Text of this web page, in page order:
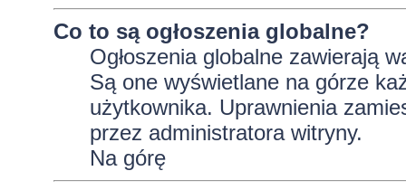
Co to są ogłoszenia globalne?
Ogłoszenia globalne zawierają
Są one wyświetlane na górze
użytkownika. Uprawnienia
przez administratora witryny.
Na górę